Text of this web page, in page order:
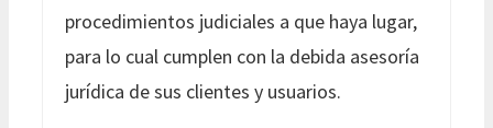
procedimientos judiciales a que haya lugar,
para lo cual cumplen con la debida asesoría
jurídica de sus clientes y usuarios.